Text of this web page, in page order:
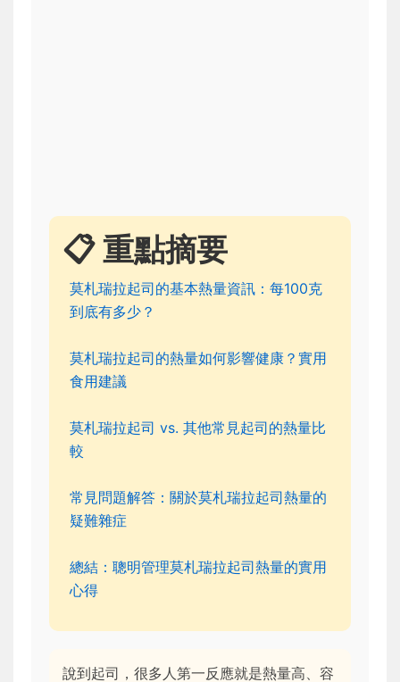
📋 重點摘要
莫札瑞拉起司的基本熱量資訊：每100克
到底有多少？
莫札瑞拉起司的熱量如何影響健康？實用
食用建議
莫札瑞拉起司 vs. 其他常見起司的熱量比
較
常見問題解答：關於莫札瑞拉起司熱量的
疑難雜症
總結：聰明管理莫札瑞拉起司熱量的實用
心得
說到起司，很多人第一反應就是熱量高、容